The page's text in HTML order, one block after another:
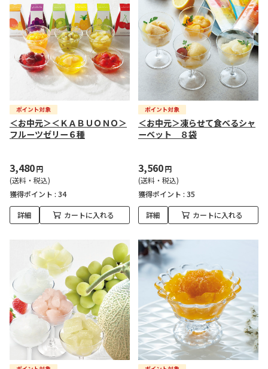
＜お中元＞＜ＫＡＢＵＯＮＯ＞
フルーツゼリー６種
3,480円
(送料・税込)
獲得ポイント : 34
詳細 カートに入れる
＜お中元＞凍らせて食べるシャ
ーベット ８袋
3,560円
(送料・税込)
獲得ポイント : 35
詳細 カートに入れる